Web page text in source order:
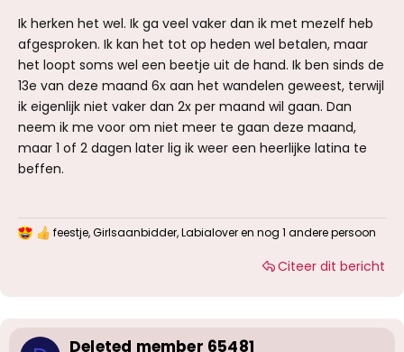
Ik herken het wel. Ik ga veel vaker dan ik met mezelf heb
afgesproken. Ik kan het tot op heden wel betalen, maar
het loopt soms wel een beetje uit de hand. Ik ben sinds de
13e van deze maand 6x aan het wandelen geweest, terwijl
ik eigenlijk niet vaker dan 2x per maand wil gaan. Dan
neem ik me voor om niet meer te gaan deze maand,
maar 1 of 2 dagen later lig ik weer een heerlijke latina te
beffen.
W
feestje,Girlsaanbidder,Labialoveren nog 1 andere persoon
Citeer dit bericht
Deleted member 65481